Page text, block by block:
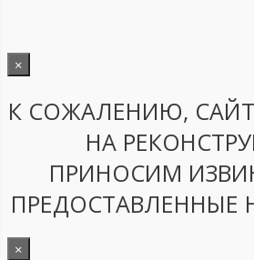
×
К СОЖАЛЕНИЮ,
НА
ПРИНОСИМ
ПРЕДОСТАВЛЕННЫЕ
×